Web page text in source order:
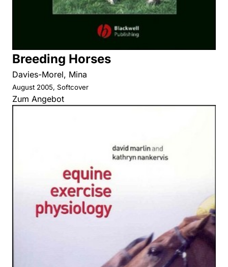
Breeding Horses
Davies-Morel, Mina
August 2005, Softcover
Zum Angebot